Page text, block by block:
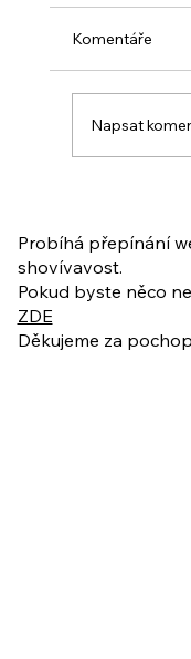
Komentáře
Napsat
Probíhá přepínání
shovívavost.
Pokud byste něco
ZDE
Děkujeme za